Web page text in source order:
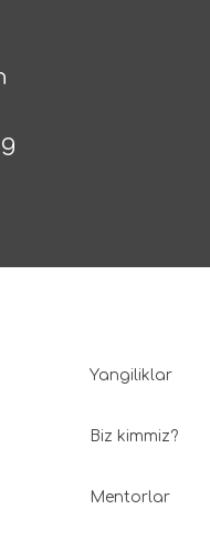
Yangiliklar
Biz kimmiz?
Mentorlar